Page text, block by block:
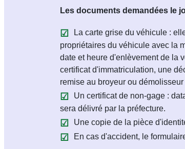
Les documents demandées le
La carte grise du véhicule :
propriétaires du véhicule avec la
date et heure d'enlèvement de la
certificat d'immatriculation, une
remise au broyeur ou démolisseur
Un certificat de non-gage :
sera délivré par la préfecture.
Une copie de la pièce
En cas d'accident, le